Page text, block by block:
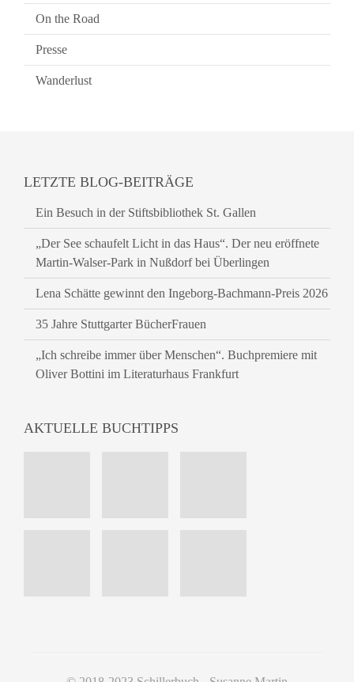
On the Road
Presse
Wanderlust
LETZTE BLOG-BEITRÄGE
Ein Besuch in der Stiftsbibliothek St. Gallen
„Der See schaufelt Licht in das Haus“. Der neu eröffnete
Martin-Walser-Park in Nußdorf bei Überlingen
Lena Schätte gewinnt den Ingeborg-Bachmann-Preis 2026
35 Jahre Stuttgarter BücherFrauen
„Ich schreibe immer über Menschen“. Buchpremiere mit
Oliver Bottini im Literaturhaus Frankfurt
AKTUELLE BUCHTIPPS